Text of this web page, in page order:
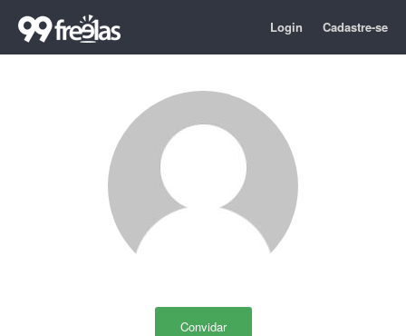
Login Cadastre-se
Convidar